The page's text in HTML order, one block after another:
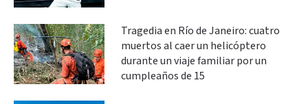
Tragedia en Río de Janeiro: cuatro
muertos al caer un helicóptero
durante un viaje familiar por un
cumpleaños de 15